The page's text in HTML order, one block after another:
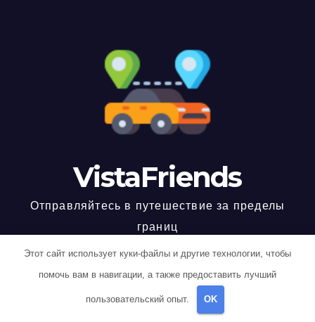
VistaFriends
Отправляйтесь в путешествие за пределы
границ
Тема: Newspaperex, автор
Этот сайт использует куки-файлы и другие технологии, чтобы
помочь вам в навигации, а также предоставить лучший
пользовательский опыт. OK